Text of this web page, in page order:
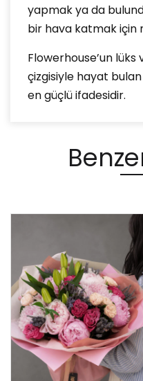
yapmak ya da
bir hava katmak için
Flowerhouse’un lüks
çizgisiyle hayat
en güçlü ifadesidir.